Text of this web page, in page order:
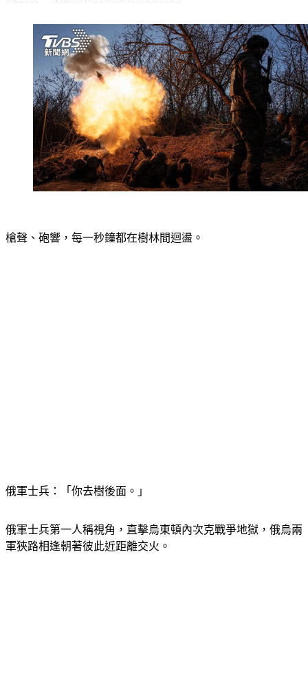
槍聲、砲響，每一秒鐘都在樹林間迴盪。
俄軍士兵：「你去樹後面。」
俄軍士兵第一人稱視角，直擊烏東頓內次克戰爭地獄，俄烏兩
軍狹路相逢朝著彼此近距離交火。